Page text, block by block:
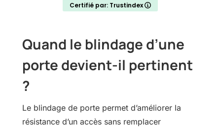
Certifié par: Trustindex
Quand le blindage d’une
porte devient-il pertinent
?
Le blindage de porte permet d’améliorer la
résistance d’un accès sans remplacer